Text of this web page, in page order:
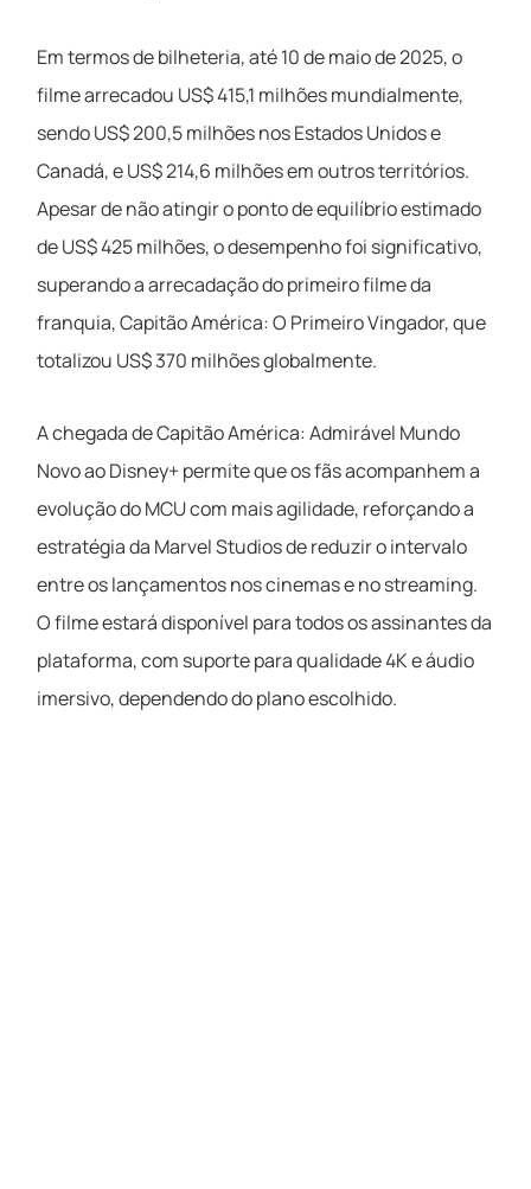
Em termos de bilheteria, até 10 de maio de 2025, o
filme arrecadou US$ 415,1 milhões mundialmente,
sendo US$ 200,5 milhões nos Estados Unidos e
Canadá, e US$ 214,6 milhões em outros territórios.
Apesar de não atingir o ponto de equilíbrio estimado
de US$ 425 milhões, o desempenho foi significativo,
superando a arrecadação do primeiro filme da
franquia, Capitão América: O Primeiro Vingador, que
totalizou US$ 370 milhões globalmente.
A chegada de Capitão América: Admirável Mundo
Novo ao Disney+ permite que os fãs acompanhem a
evolução do MCU com mais agilidade, reforçando a
estratégia da Marvel Studios de reduzir o intervalo
entre os lançamentos nos cinemas e no streaming.
O filme estará disponível para todos os assinantes da
plataforma, com suporte para qualidade 4K e áudio
imersivo, dependendo do plano escolhido.